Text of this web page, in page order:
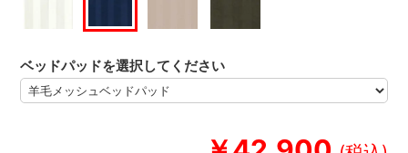
ベッドパッドを選択してください